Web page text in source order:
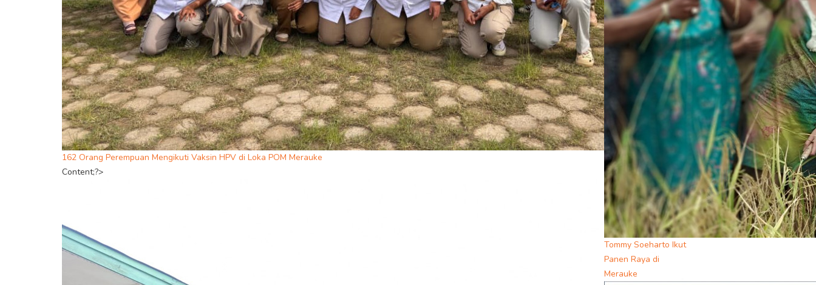
162 Orang Perempuan Mengikuti Vaksin HPV di Loka POM Merauke
Content;?>
Tommy Soeharto Ikut
Panen Raya di
Merauke